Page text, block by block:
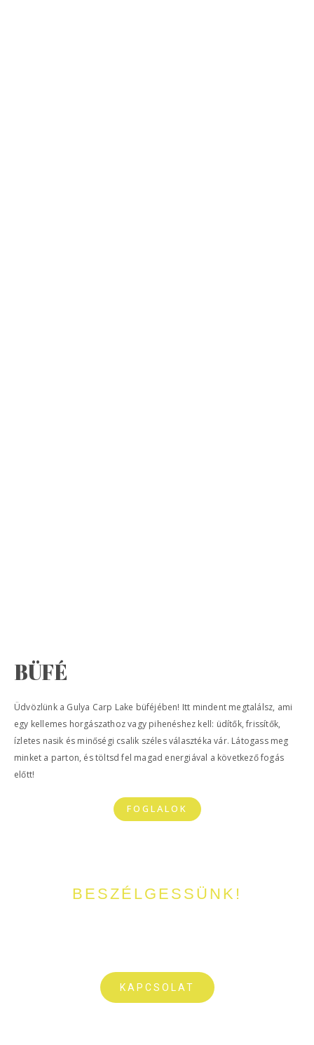
BÜFÉ
Üdvözlünk a Gulya Carp Lake büféjében! Itt mindent megtalálsz, ami
egy kellemes horgászathoz vagy pihenéshez kell: üdítők, frissítők,
ízletes nasik és minőségi csalik széles választéka vár. Látogass meg
minket a parton, és töltsd fel magad energiával a következő fogás
előtt!
FOGLALOK
BESZÉLGESSÜNK!
KAPCSOLAT